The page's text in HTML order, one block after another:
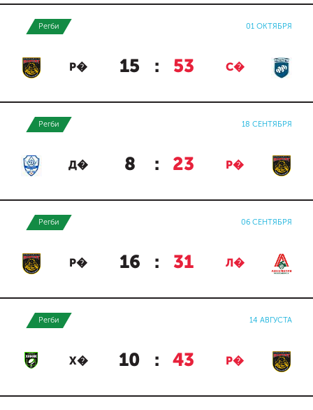
Регби 01 ОКТЯБРЯ
Р� 15 : 53 С�
Регби 18 СЕНТЯБРЯ
Д� 8 : 23 Р�
Регби 06 СЕНТЯБРЯ
Р� 16 : 31 Л�
Регби 14 АВГУСТА
Х� 10 : 43 Р�